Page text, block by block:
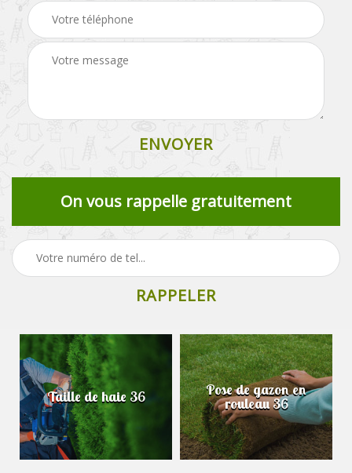
On vous rappelle gratuitement
Taille de haie 36 Pose de gazon en
rouleau 36